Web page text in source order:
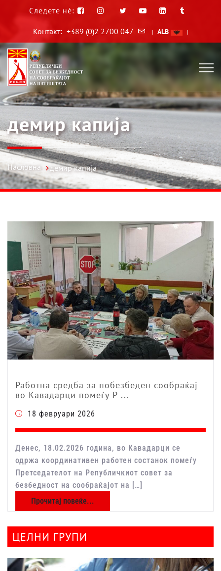
Следете нè:
Контакт: +389 (0)2 2700 047 | ALB |
демир капија
Насловна демир капија
Работна средба за побезбеден сообраќај
во Кавадарци помеѓу Р ...
18 февруари 2026
Денес, 18.02.2026 година, во Кавадарци се
одржа координативен работен состанок помеѓу
Претседателот на Републичкиот совет за
безбедност на сообраќајот на […]
Прочитај повеќе...
ЦЕЛНИ ГРУПИ